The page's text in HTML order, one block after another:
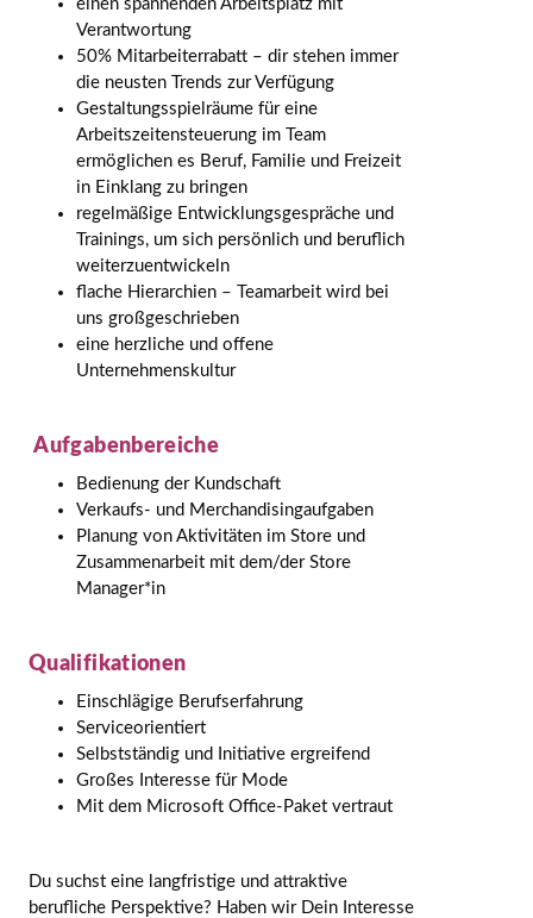
einen spannenden Arbeitsplatz mit
Verantwortung
50% Mitarbeiterrabatt – dir stehen immer
die neusten Trends zur Verfügung
Gestaltungsspielräume für eine
Arbeitszeitensteuerung im Team
ermöglichen es Beruf, Familie und Freizeit
in Einklang zu bringen
regelmäßige Entwicklungsgespräche und
Trainings, um sich persönlich und beruflich
weiterzuentwickeln
flache Hierarchien – Teamarbeit wird bei
uns großgeschrieben
eine herzliche und offene
Unternehmenskultur
Aufgabenbereiche
Bedienung der Kundschaft
Verkaufs- und Merchandisingaufgaben
Planung von Aktivitäten im Store und
Zusammenarbeit mit dem/der Store
Manager*in
Qualifikationen
Einschlägige Berufserfahrung
Serviceorientiert
Selbstständig und Initiative ergreifend
Großes Interesse für Mode
Mit dem Microsoft Office-Paket vertraut
Du suchst eine langfristige und attraktive
berufliche Perspektive? Haben wir Dein Interesse